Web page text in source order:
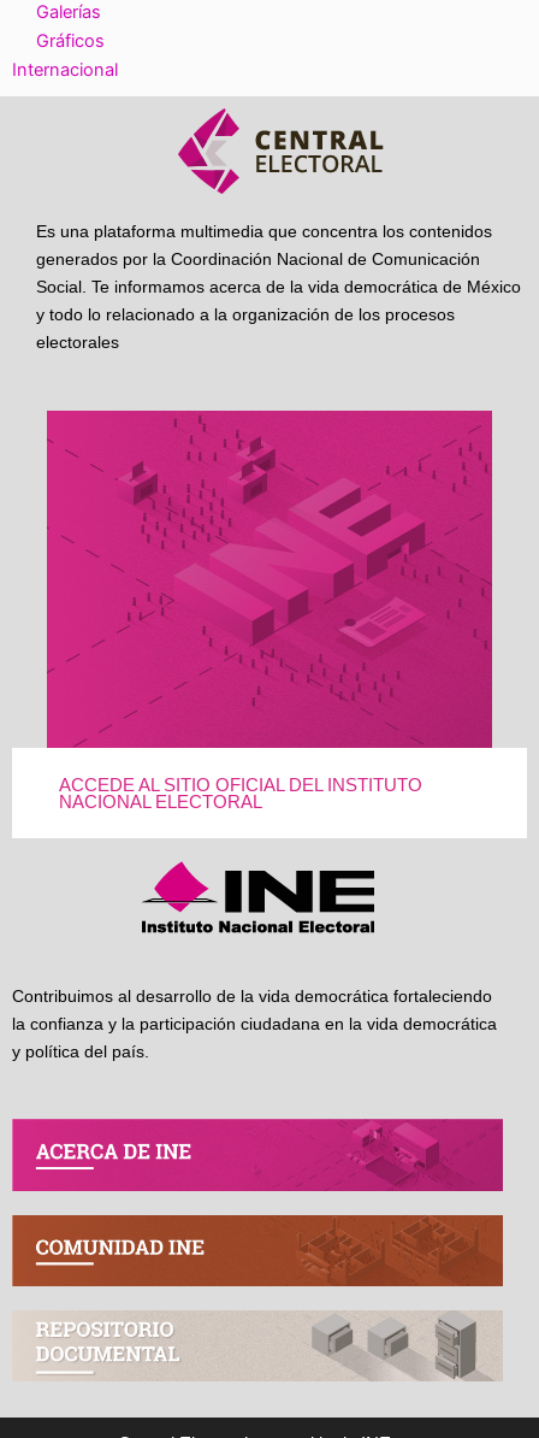
Galerías
Gráficos
Internacional
Es una plataforma multimedia que concentra los contenidos
generados por la Coordinación Nacional de Comunicación
Social. Te informamos acerca de la vida democrática de México
y todo lo relacionado a la organización de los procesos
electorales
ACCEDE AL SITIO OFICIAL DEL INSTITUTO
NACIONAL ELECTORAL
Contribuimos al desarrollo de la vida democrática fortaleciendo
la confianza y la participación ciudadana en la vida democrática
y política del país.